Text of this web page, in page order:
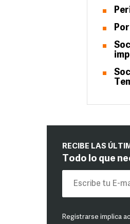
RECIBE LAS
Todo lo que
Registrarse implica